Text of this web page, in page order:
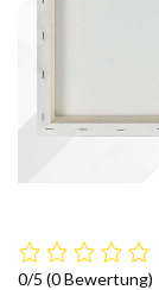
0/5 (0 Bewertung)